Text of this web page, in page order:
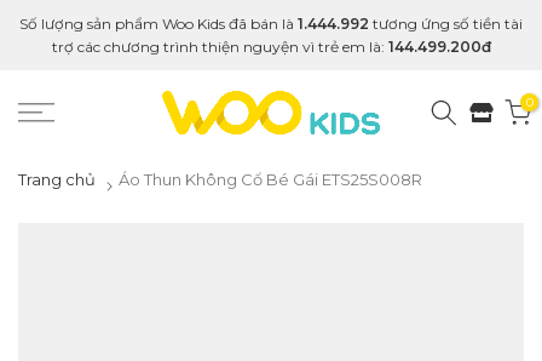
Số lượng sản phẩm Woo Kids đã bán là 1.444.992 tương ứng số tiền tài
trợ các chương trình thiện nguyện vì trẻ em là: 144.499.200đ
0
Trang chủ Áo Thun Không Cổ Bé Gái ETS25S008R